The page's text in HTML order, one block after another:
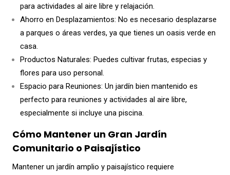
para actividades al aire libre y relajación.
Ahorro en Desplazamientos: No es necesario desplazarse
a parques o áreas verdes, ya que tienes un oasis verde en
casa.
Productos Naturales: Puedes cultivar frutas, especias y
flores para uso personal.
Espacio para Reuniones: Un jardín bien mantenido es
perfecto para reuniones y actividades al aire libre,
especialmente si incluye una piscina.
Cómo Mantener un Gran Jardín
Comunitario o Paisajístico
Mantener un jardín amplio y paisajístico requiere